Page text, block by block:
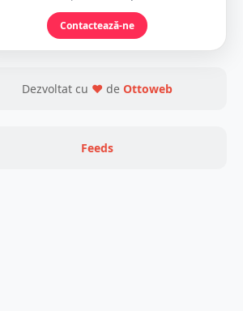
Contactează-ne
Dezvoltat cu ❤ de Ottoweb
Feeds